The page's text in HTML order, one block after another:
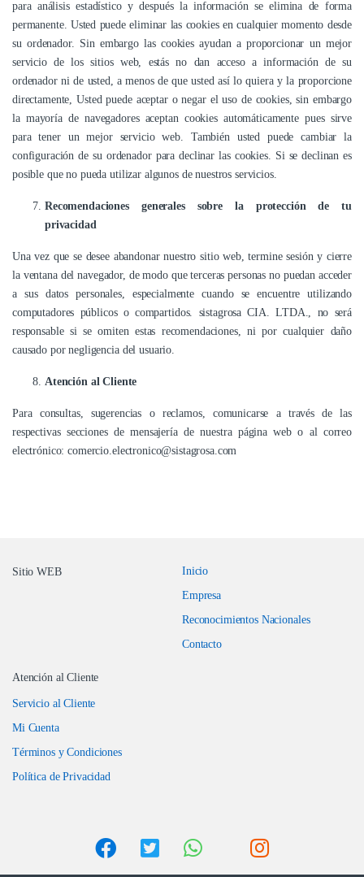
para análisis estadístico y después la información se elimina de forma
permanente. Usted puede eliminar las cookies en cualquier momento desde
su ordenador. Sin embargo las cookies ayudan a proporcionar un mejor
servicio de los sitios web, estás no dan acceso a información de su
ordenador ni de usted, a menos de que usted así lo quiera y la proporcione
directamente, Usted puede aceptar o negar el uso de cookies, sin embargo
la mayoría de navegadores aceptan cookies automáticamente pues sirve
para tener un mejor servicio web. También usted puede cambiar la
configuración de su ordenador para declinar las cookies. Si se declinan es
posible que no pueda utilizar algunos de nuestros servicios.
Recomendaciones generales sobre la protección de tu
privacidad
Una vez que se desee abandonar nuestro sitio web, termine sesión y cierre
la ventana del navegador, de modo que terceras personas no puedan acceder
a sus datos personales, especialmente cuando se encuentre utilizando
computadores públicos o compartidos. sistagrosa CIA. LTDA., no será
responsable si se omiten estas recomendaciones, ni por cualquier daño
causado por negligencia del usuario.
Atención al Cliente
Para consultas, sugerencias o reclamos, comunicarse a través de las
respectivas secciones de mensajería de nuestra página web o al correo
electrónico: comercio.electronico@sistagrosa.com
Sitio WEB
Inicio
Empresa
Reconocimientos Nacionales
Contacto
Atención al Cliente
Servicio al Cliente
Mi Cuenta
Términos y Condiciones
Política de Privacidad